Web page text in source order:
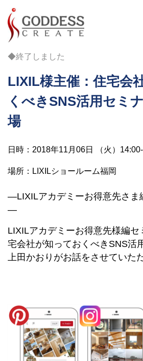
◆終了しました
LIXIL様主催：住宅会
くべきSNS活用セ
場
日時：2018年11月06日 （火）
場所：LIXILショールーム福岡
―LIXILアカデミーお得意先さま
―
LIXILアカデミーお得意先様編セ
宅会社が知っておくべきSNS活
上田かおりがお話をさせていた